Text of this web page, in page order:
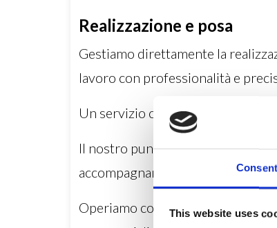
Consent
This website uses
Realizzazione e posa
Gestiamo direttamente la
lavoro con professionalità e
Un servizio completo
Il nostro punto di forza è la
accompagnare il cliente dalla
Operiamo con competenza,